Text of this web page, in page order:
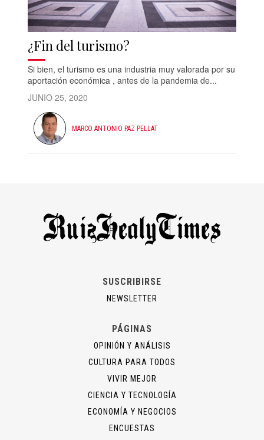
¿Fin del turismo?
Si bien, el turismo es una industria muy valorada por su
aportación económica , antes de la pandemia de...
JUNIO 25, 2020
MARCO ANTONIO PAZ PELLAT
SUSCRIBIRSE
NEWSLETTER
PÁGINAS
OPINIÓN Y ANÁLISIS
CULTURA PARA TODOS
VIVIR MEJOR
CIENCIA Y TECNOLOGÍA
ECONOMÍA Y NEGOCIOS
ENCUESTAS